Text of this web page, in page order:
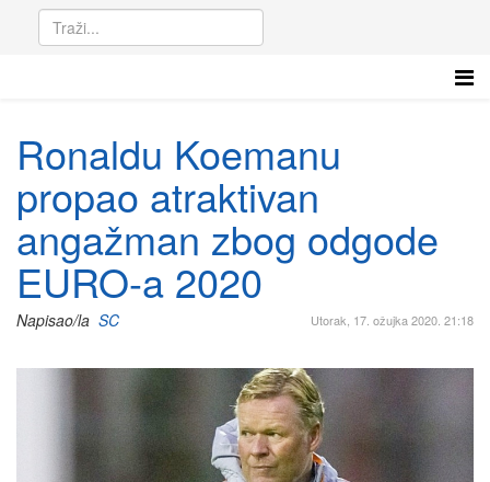
Ronaldu Koemanu
propao atraktivan
angažman zbog odgode
EURO-a 2020
Utorak, 17. ožujka 2020. 21:18
Napisao/la SC